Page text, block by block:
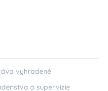
vyhradené
a supervízie